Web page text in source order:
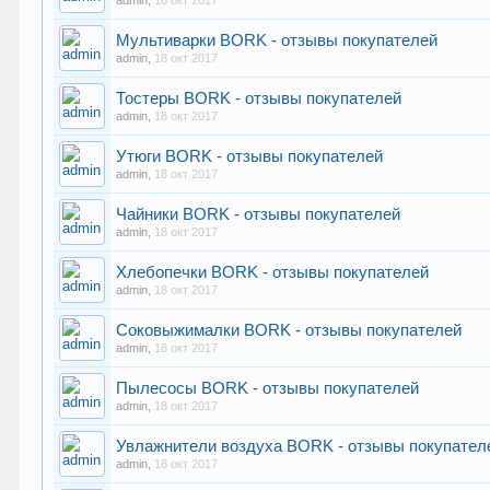
Мультиварки BORK - отзывы покупателей
admin 18 окт 2017
Тостеры BORK - отзывы покупателей
admin 18 окт 2017
Утюги BORK - отзывы покупателей
admin 18 окт 2017
Чайники BORK - отзывы покупателей
admin 18 окт 2017
Хлебопечки BORK - отзывы покупателей
admin 18 окт 2017
Соковыжималки BORK - отзывы покупателей
admin 18 окт 2017
Пылесосы BORK - отзывы покупателей
admin 18 окт 2017
Увлажнители воздуха BORK - отзывы
admin 18 окт 2017